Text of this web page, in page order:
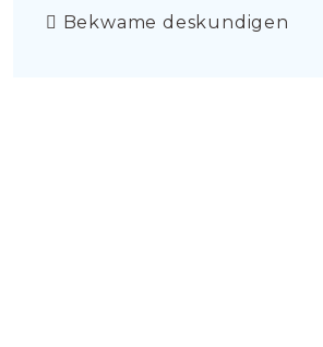
Bekwame deskundigen